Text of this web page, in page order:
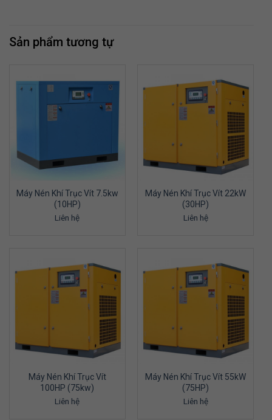
Sản phẩm tương tự
Máy Nén Khí Trục Vít 7.5kw
(10HP)
Liên hệ
Máy Nén Khí Trục Vít 22kW
(30HP)
Liên hệ
Máy Nén Khí Trục Vít
100HP (75kw)
Liên hệ
Máy Nén Khí Trục Vít 55kW
(75HP)
Liên hệ